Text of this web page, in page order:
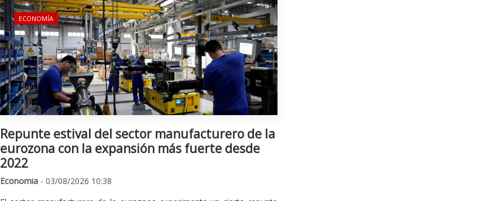
ECONOMÍA
Repunte estival del sector manufacturero de la
eurozona con la expansión más fuerte desde
2022
Economia - 03/08/2026 10:38